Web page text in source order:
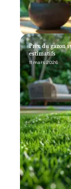
Prix du gazon
estimatifs
11 mars 2026